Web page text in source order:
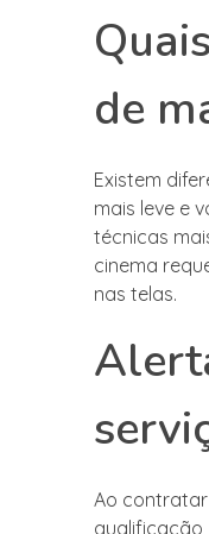
de
Existem
mais leve e
técnicas
cinema
nas telas.
Ao
qualificação